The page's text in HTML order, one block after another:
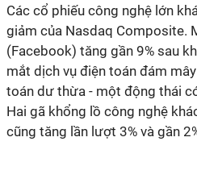
Các cổ phiếu công nghệ lớn
giảm của Nasdaq Composite.
(Facebook) tăng gần 9% sau
mắt dịch vụ điện toán đám
toán dư thừa - một động thái
Hai gã khổng lồ công nghệ
cũng tăng lần lượt 3% và gần